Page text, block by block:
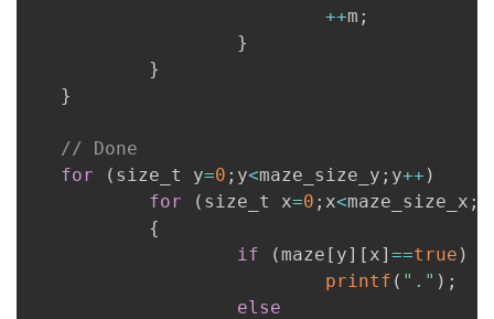
++m ;
}
}
}
// Done
for
( size_t y=0 ; y<maze_size_y ; y++ )
for
( size_t x=0 ; x<maze_size_x ;
{
if
( maze [ y] [ x] ==true )
printf ( "." ) ;
else